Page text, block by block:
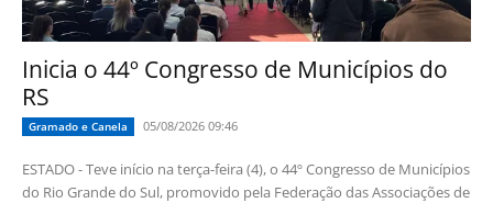
Inicia o 44º Congresso de Municípios do
RS
Gramado e Canela 05/08/2026 09:46
ESTADO - Teve início na terça-feira (4), o 44º Congresso de Municípios
do Rio Grande do Sul, promovido pela Federação das Associações de